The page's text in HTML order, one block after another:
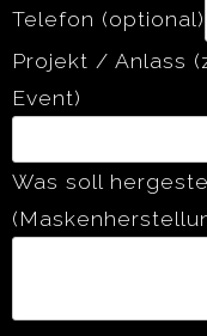
/
Charakter
Zeitraum
Telefon (optional)
Projekt / Anlass
Event)
Was soll